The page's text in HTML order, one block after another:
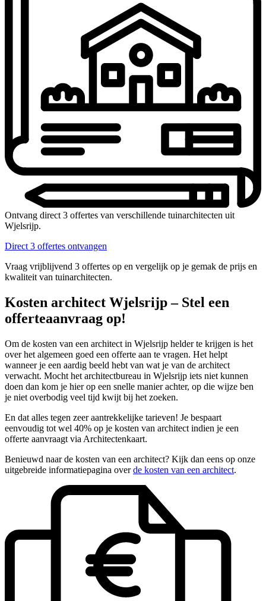
Ontvang direct 3 offertes van verschillende tuinarchitecten uit
Wjelsrijp.
Direct 3 offertes ontvangen
Vraag vrijblijvend 3 offertes op en vergelijk op je gemak de prijs en
kwaliteit van tuinarchitecten.
Kosten architect Wjelsrijp – Stel een
offerteaanvraag op!
Om de kosten van een architect in Wjelsrijp helder te krijgen is het
over het algemeen goed een offerte aan te vragen. Het helpt
wanneer je een aardig beeld hebt van wat je van de architect
verwacht. Mocht het architectbureau in Wjelsrijp iets niet kunnen
doen dan kom je hier op een snelle manier achter, op die wijze ben
je niet overbodig veel tijd kwijt bij het zoeken.
En dat alles tegen zeer aantrekkelijke tarieven! Je bespaart
eenvoudig tot wel 40% op je kosten van architect indien je een
offerte aanvraagt via Architectenkaart.
Benieuwd naar de kosten van een architect? Kijk dan eens op onze
uitgebreide informatiepagina overde kosten van een architect.